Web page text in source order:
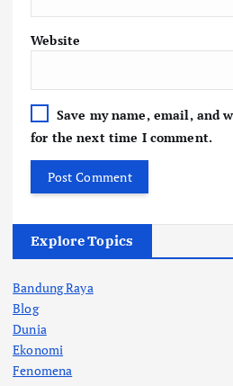
Website
Save my name, email, and
for the next time I comment.
Explore Topics
Bandung Raya
Blog
Dunia
Ekonomi
Fenomena